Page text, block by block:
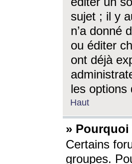
sujet ; il y
n’a donné
ou éditer
ont déjà
les options
Haut
»
Certains
groupes.